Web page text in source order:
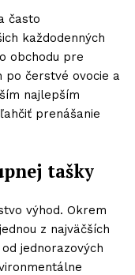
často
každodenných
obchodu pre
čerstvé ovocie a
najlepším
prenášanie
tašky
výhod. Okrem
z najväčších
jednorazových